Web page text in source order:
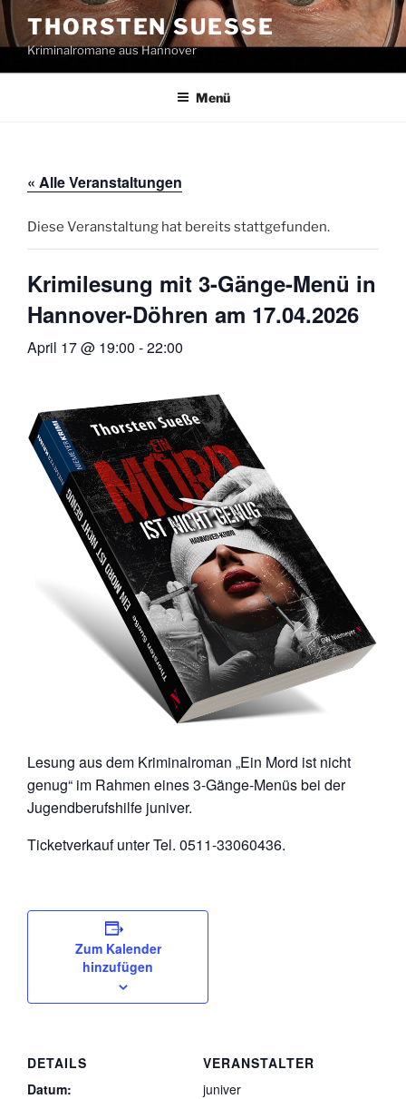
Zum
Inhalt
springen
THORSTEN SUESSE
Kriminalromane aus Hannover
Menü
« Alle Veranstaltungen
Diese Veranstaltung hat bereits stattgefunden.
Krimilesung mit 3-Gänge-Menü in
Hannover-Döhren am 17.04.2026
April 17 @ 19:00 -22:00
Lesung aus dem Kriminalroman „Ein Mord ist nicht
genug“ im Rahmen eines 3-Gänge-Menüs bei der
Jugendberufshilfe juniver.
Ticketverkauf unter Tel. 0511-33060436.
Zum Kalender
hinzufügen
DETAILS
Datum:
VERANSTALTER
juniver